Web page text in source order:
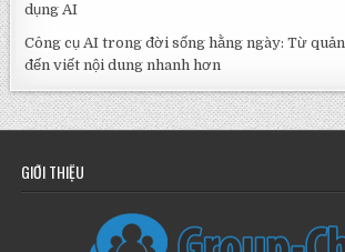
dụng AI
Công cụ AI trong đời sống hằng ngày: Từ
đến viết nội dung nhanh hơn
GIỚI THIỆU